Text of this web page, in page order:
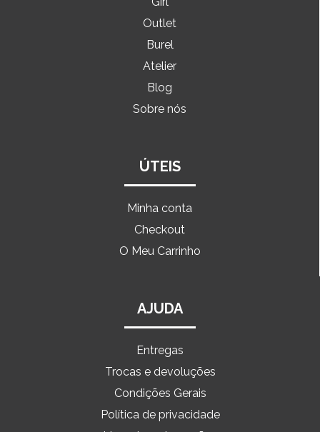
Outlet
Burel
Atelier
Blog
Sobre nós
ÚTEIS
Minha conta
Checkout
O Meu Carrinho
AJUDA
Entregas
Trocas e devoluções
Condições Gerais
Política de privacidade